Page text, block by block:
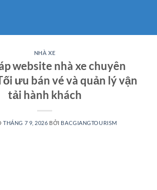
NHÀ XE
website nhà xe chuyên
ưu bán vé và quản lý vận
tải hành khách
THÁNG 7 9, 2026 BỞI BACGIANGTOURISM